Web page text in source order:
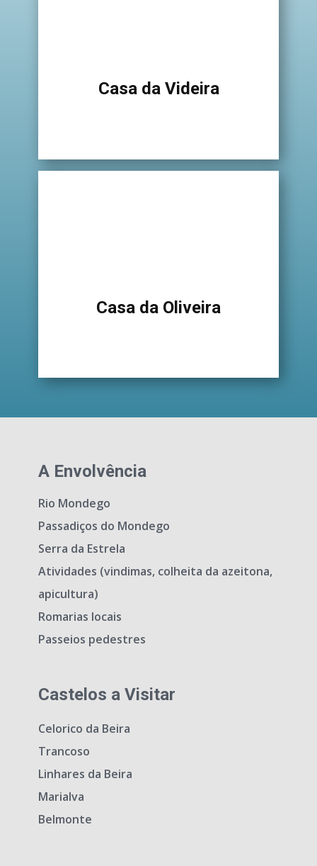
Casa da Videira
Casa da Oliveira
A Envolvência
Rio Mondego
Passadiços do Mondego
Serra da Estrela
Atividades (vindimas, colheita da azeitona,
apicultura)
Romarias locais
Passeios pedestres
Castelos a Visitar
Celorico da Beira
Trancoso
Linhares da Beira
Marialva
Belmonte